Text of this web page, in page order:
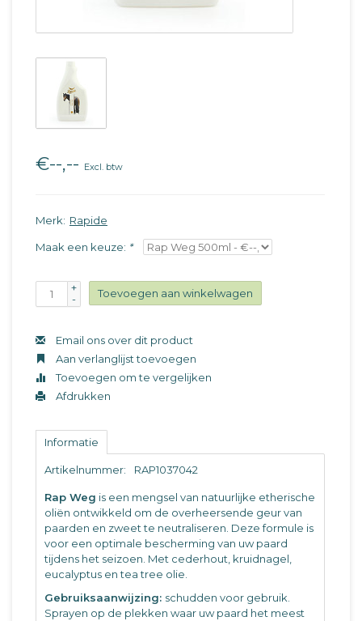
€--,-- Excl. btw
Merk: Rapide
Maak een keuze: *
+
-
Toevoegen aan winkelwagen
Email ons over dit product
Aan verlanglijst toevoegen
Toevoegen om te vergelijken
Afdrukken
Informatie
Artikelnummer: RAP1037042
Rap Weg is een mengsel van natuurlijke etherische
oliën ontwikkeld om de overheersende geur van
paarden en zweet te neutraliseren. Deze formule is
voor een optimale bescherming van uw paard
tijdens het seizoen. Met cederhout, kruidnagel,
eucalyptus en tea tree olie.
Gebruiksaanwijzing: schudden voor gebruik.
Sprayen op de plekken waar uw paard het meest